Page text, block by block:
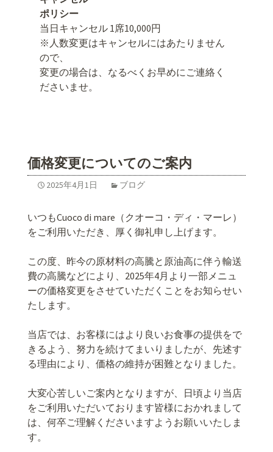
ポリシー
当日キャンセル 1席10,000円
※人数変更はキャンセルにはあたりません
ので、
変更の場合は、なるべくお早めにご連絡く
ださいませ。
価格変更についてのご案内
2025年4月1日 ブログ
いつもCuoco di mare（クオーコ・ディ・マーレ）
をご利用いただき、厚く御礼申し上げます。
この度、昨今の原材料の高騰と原油高に伴う輸送
費の高騰などにより、2025年4月より一部メニュ
ーの価格変更をさせていただくことをお知らせい
たします。
当店では、お客様にはより良いお食事の提供をで
きるよう、努力を続けてまいりましたが、先述す
る理由により、価格の維持が困難となりました。
大変心苦しいご案内となりますが、日頃より当店
をご利用いただいております皆様におかれまして
は、何卒ご理解くださいますようお願いいたしま
す。